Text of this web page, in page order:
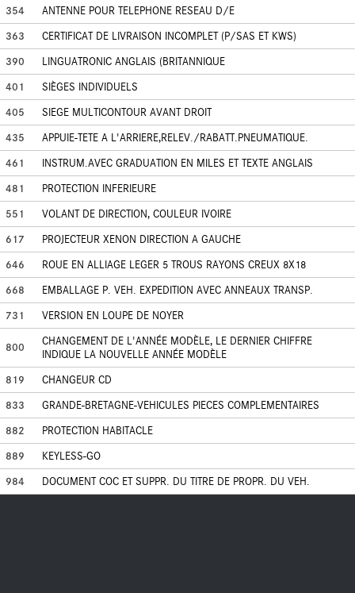
354
ANTENNE POUR TELEPHONE RESEAU D/E
363
CERTIFICAT DE LIVRAISON INCOMPLET (P/SAS ET KWS)
390
LINGUATRONIC ANGLAIS (BRITANNIQUE
401
SIÈGES INDIVIDUELS
405
SIEGE MULTICONTOUR AVANT DROIT
435
APPUIE-TETE A L'ARRIERE,RELEV./RABATT.PNEUMATIQUE.
461
INSTRUM.AVEC GRADUATION EN MILES ET TEXTE ANGLAIS
481
PROTECTION INFERIEURE
551
VOLANT DE DIRECTION, COULEUR IVOIRE
617
PROJECTEUR XENON DIRECTION A GAUCHE
646
ROUE EN ALLIAGE LEGER 5 TROUS RAYONS CREUX 8X18
668
EMBALLAGE P. VEH. EXPEDITION AVEC ANNEAUX TRANSP.
731
VERSION EN LOUPE DE NOYER
800
CHANGEMENT DE L'ANNÉE MODÈLE, LE DERNIER CHIFFRE
INDIQUE LA NOUVELLE ANNÉE MODÈLE
819
CHANGEUR CD
833
GRANDE-BRETAGNE-VEHICULES PIECES COMPLEMENTAIRES
882
PROTECTION HABITACLE
889
KEYLESS-GO
984
DOCUMENT COC ET SUPPR. DU TITRE DE PROPR. DU VEH.